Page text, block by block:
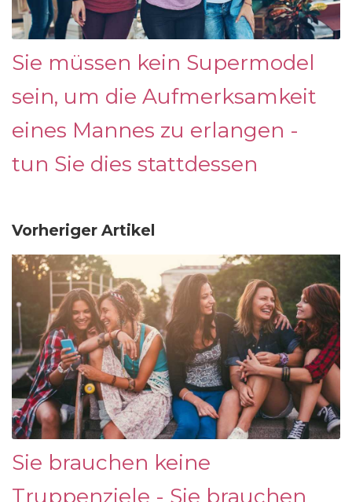
Sie müssen kein Supermodel
sein, um die Aufmerksamkeit
eines Mannes zu erlangen -
tun Sie dies stattdessen
Vorheriger Artikel
Sie brauchen keine
Truppenziele - Sie brauchen